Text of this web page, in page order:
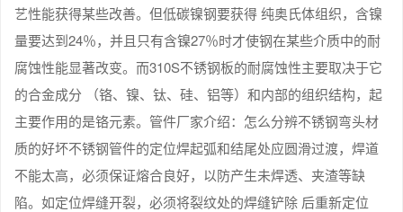
艺性能获得某些改善。但低碳镍钢要获得 纯奥氏体组织，含镍
量要达到24％，并且只有含镍27％时才使钢在某些介质中的耐
腐蚀性能显著改变。而310S不锈钢板的耐腐蚀性主要取决于它
的合金成分 （铬、镍、钛、硅、铝等）和内部的组织结构，起
主要作用的是铬元素。管件厂家介绍：怎么分辨不锈钢弯头材
质的好坏不锈钢管件的定位焊起弧和结尾处应圆滑过渡，焊道
不能太高，必须保证熔合良好，以防产生未焊透、夹渣等缺
陷。如定位焊缝开裂，必须将裂纹处的焊缝铲除 后重新定位